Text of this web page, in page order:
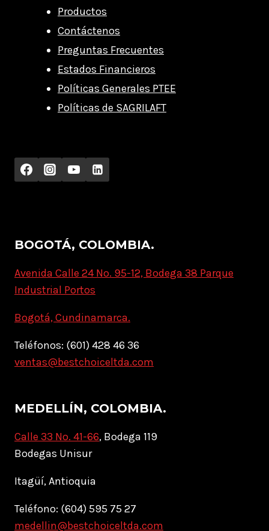
Productos
Contáctenos
Preguntas Frecuentes
Estados Financieros
Políticas Generales PTEE
Políticas de SAGRILAFT
BOGOTÁ, COLOMBIA.
Avenida Calle 24 No. 95-12, Bodega 38 Parque
Industrial Portos
Bogotá, Cundinamarca.
Teléfonos: (601) 428 46 36
ventas@bestchoiceltda.com
MEDELLÍN, COLOMBIA.
Calle 33 No. 41-66, Bodega 119
Bodegas Unisur
Itagüí, Antioquia
Teléfono: (604) 595 75 27
medellin@bestchoiceltda.com